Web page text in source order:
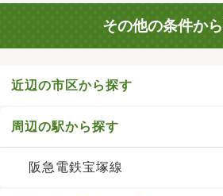
その他の条件か
近辺の市区から探す
周辺の駅から探す
阪急電鉄宝塚線